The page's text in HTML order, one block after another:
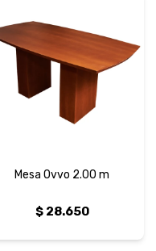
Mesa Ovvo 2.00 m
$ 28.650